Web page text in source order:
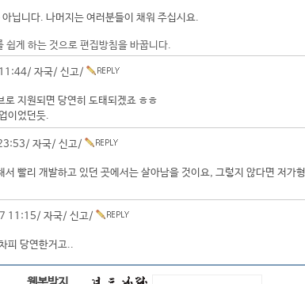
닙니다. 나머지는 여러분들이 채워 주십시요.
게 하는 것으로 편집방침을 바꿉니다.
자국/ 신고/
로 지원되면 당연히 도태되겠죠 ㅎㅎ
이었던듯.
자국/ 신고/
빨리 개발하고 있던 곳에서는 살아남을 것이요, 그렇지 않다면 저가
11:15/ 자국/ 신고/
피 당연한거고..